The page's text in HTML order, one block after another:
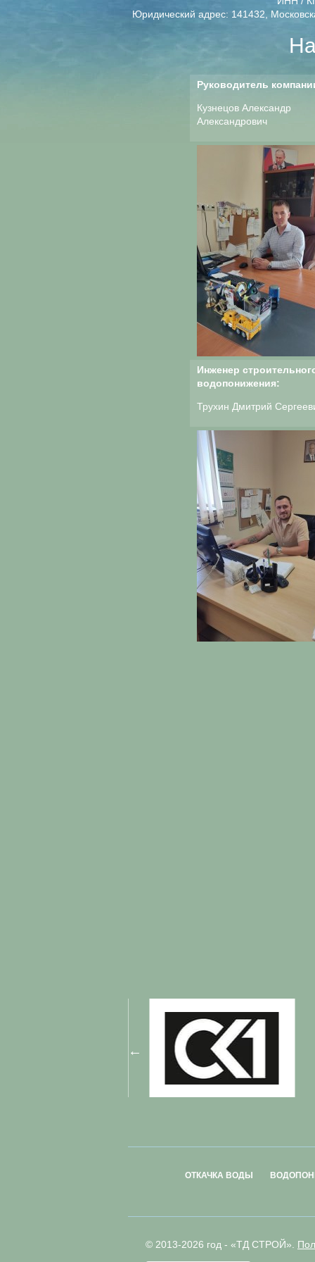
Юридический адрес: 141432,
Руководитель
Кузнецов Александр
Александрович
Инженер
водопонижения:
Трухин Дмитрий
ОТКАЧКА ВОДЫ
© 2013-2026 год - «ТД СТРОЙ».